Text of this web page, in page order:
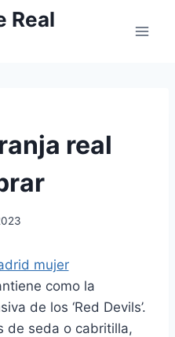
Real
real
como la
de los ‘Red Devils’.
de seda o cabritilla,